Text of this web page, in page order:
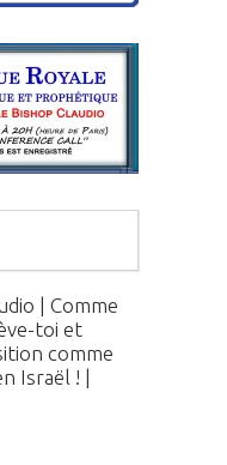
| Comme
toi et
comme
Israël ! |